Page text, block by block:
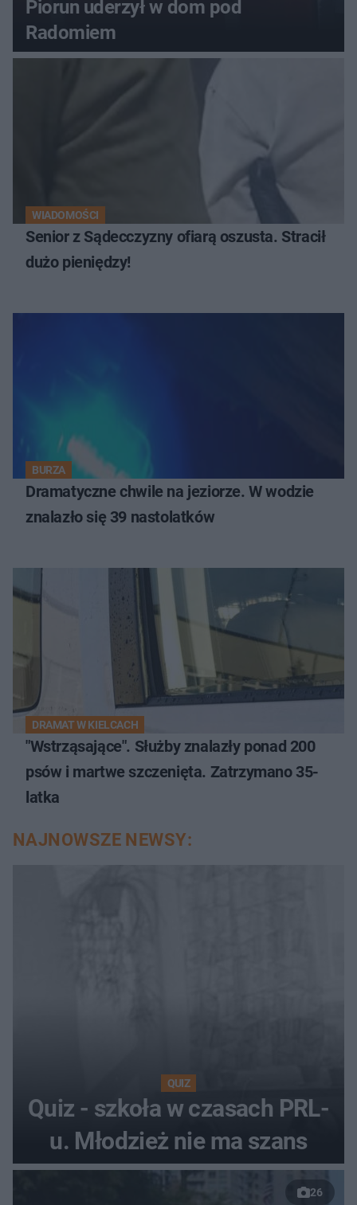
Piorun uderzył w dom pod
Radomiem
WIADOMOŚCI
Senior z Sądecczyzny ofiarą oszusta. Stracił
dużo pieniędzy!
BURZA
Dramatyczne chwile na jeziorze. W wodzie
znalazło się 39 nastolatków
DRAMAT W KIELCACH
"Wstrząsające". Służby znalazły ponad 200
psów i martwe szczenięta. Zatrzymano 35-
latka
NAJNOWSZE NEWSY:
QUIZ
Quiz - szkoła w czasach PRL-
u. Młodzież nie ma szans
26